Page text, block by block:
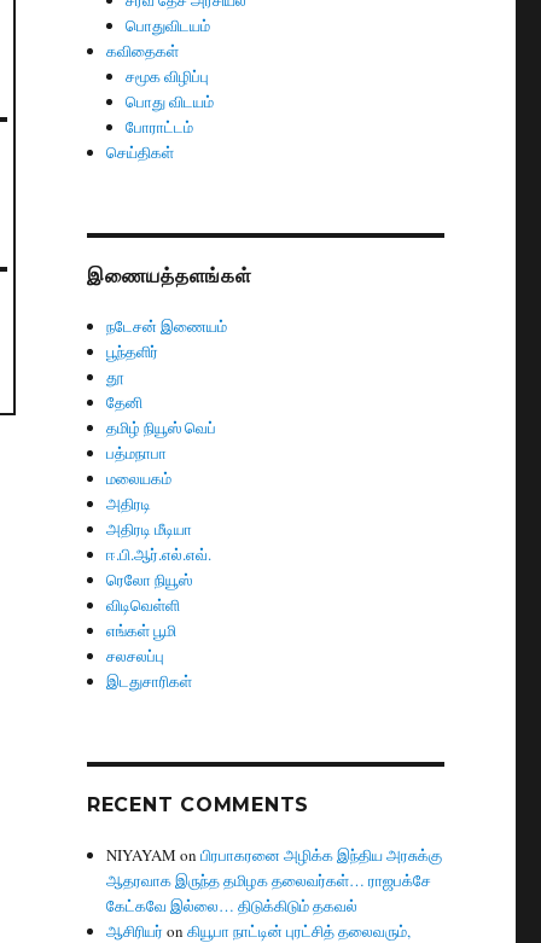
பொதுவிடயம்
கவிதைகள்
சமூக விழிப்பு
பொது விடயம்
போராட்டம்
செய்திகள்
இணையத்தளங்கள்
நடேசன் இணையம்
பூந்தளிர்
தூ
தேனி
தமிழ் நியூஸ் வெப்
பத்மநாபா
மலையகம்
அதிரடி
அதிரடி மீடியா
ஈ.பி.ஆர்.எல்.எவ்.
ரெலோ நியூஸ்
விடிவெள்ளி
எங்கள் பூமி
சலசலப்பு
இடதுசாரிகள்
RECENT COMMENTS
NIYAYAM onபிரபாகரனை அழிக்க இந்திய அரசுக்கு
ஆதரவாக இருந்த தமிழக தலைவர்கள்… ராஜபக்சே
கேட்கவே இல்லை… திடுக்கிடும் தகவல்
ஆசிரியர் onகியூபா நாட்டின் புரட்சித் தலைவரும்,